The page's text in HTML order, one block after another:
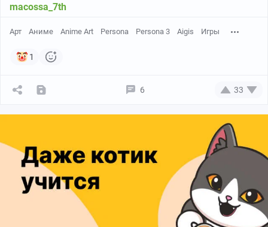
macossa_7th
Арт Аниме Anime Art Persona Persona 3 Aigis Игры
1
6 33